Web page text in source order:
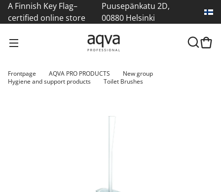
A Finnish Key Flag–
certified online store
Puusepänkatu 2D,
00880 Helsinki
Frontpage AQVA PRO PRODUCTS
New group
Hygiene and support products
Toilet Brushes